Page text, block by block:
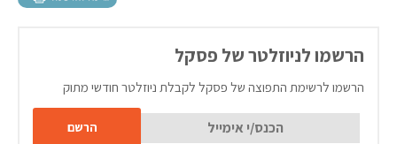
הרשמו לניוזלטר של פסקל
הרשמו לרשימת התפוצה של פסקל לקבלת ניוזלטר חודשי מתוק